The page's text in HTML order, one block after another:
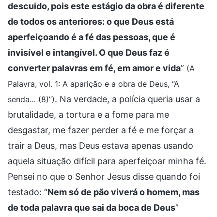
descuido, pois este estágio da obra é diferente
de todos os anteriores: o que Deus está
aperfeiçoando é a fé das pessoas, que é
invisível e intangível. O que Deus faz é
converter palavras em fé, em amor e vida” (A
Palavra, vol. 1: A aparição e a obra de Deus, “A
senda… (8)”). Na verdade, a polícia queria usar a
brutalidade, a tortura e a fome para me
desgastar, me fazer perder a fé e me forçar a
trair a Deus, mas Deus estava apenas usando
aquela situação difícil para aperfeiçoar minha fé.
Pensei no que o Senhor Jesus disse quando foi
testado: “Nem só de pão viverá o homem, mas
de toda palavra que sai da boca de Deus”